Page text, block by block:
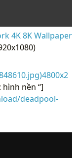
4K 8K Wallpaper
nền “]
deadpool-